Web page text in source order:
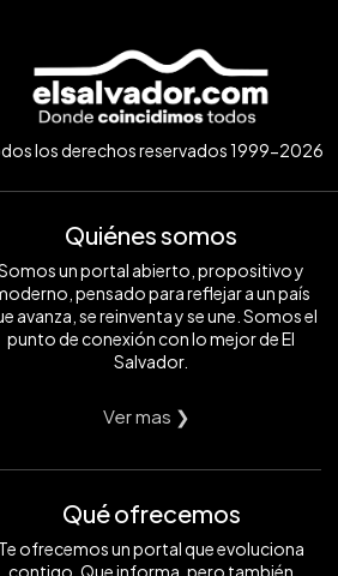
los derechos reservados 1999-2026
Quiénes somos
un portal abierto, propositivo y
pensado para reflejar a un país
avanza, se reinventa y se une. Somos el
punto de conexión con lo mejor de El
Salvador.
Ver mas ❯
Qué ofrecemos
Te ofrecemos un portal que evoluciona
contigo. Que informa, pero también